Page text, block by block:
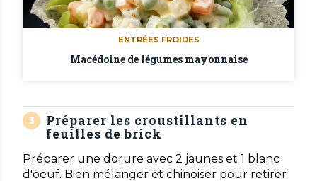
ENTRÉES FROIDES
Macédoine de légumes mayonnaise
Préparer les croustillants en
feuilles de brick
Préparer une dorure avec 2 jaunes et 1 blanc
d'oeuf. Bien mélanger et chinoiser pour retirer